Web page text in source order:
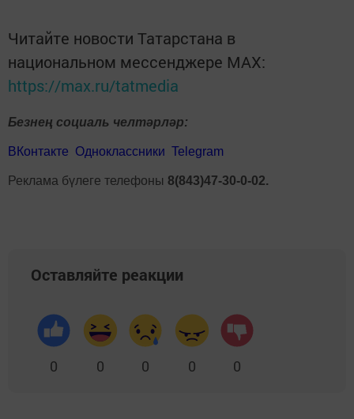
Читайте новости Татарстана в
национальном мессенджере MАХ:
https://max.ru/tatmedia
Безнең социаль челтәрләр:
ВКонтакте Одноклассники Telegram
Реклама бүлеге телефоны 8(843)47-30-0-02.
Оставляйте реакции
0 0 0 0 0